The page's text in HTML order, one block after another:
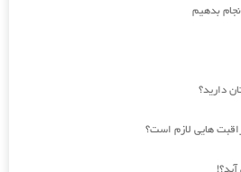
بدهیم
دارید؟
هایی لازم است؟